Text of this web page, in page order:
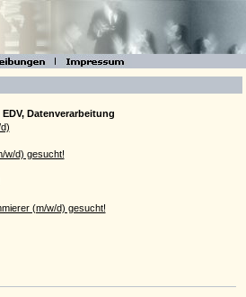
Datenverarbeitung
w/d) gesucht!
(m/w/d) gesucht!